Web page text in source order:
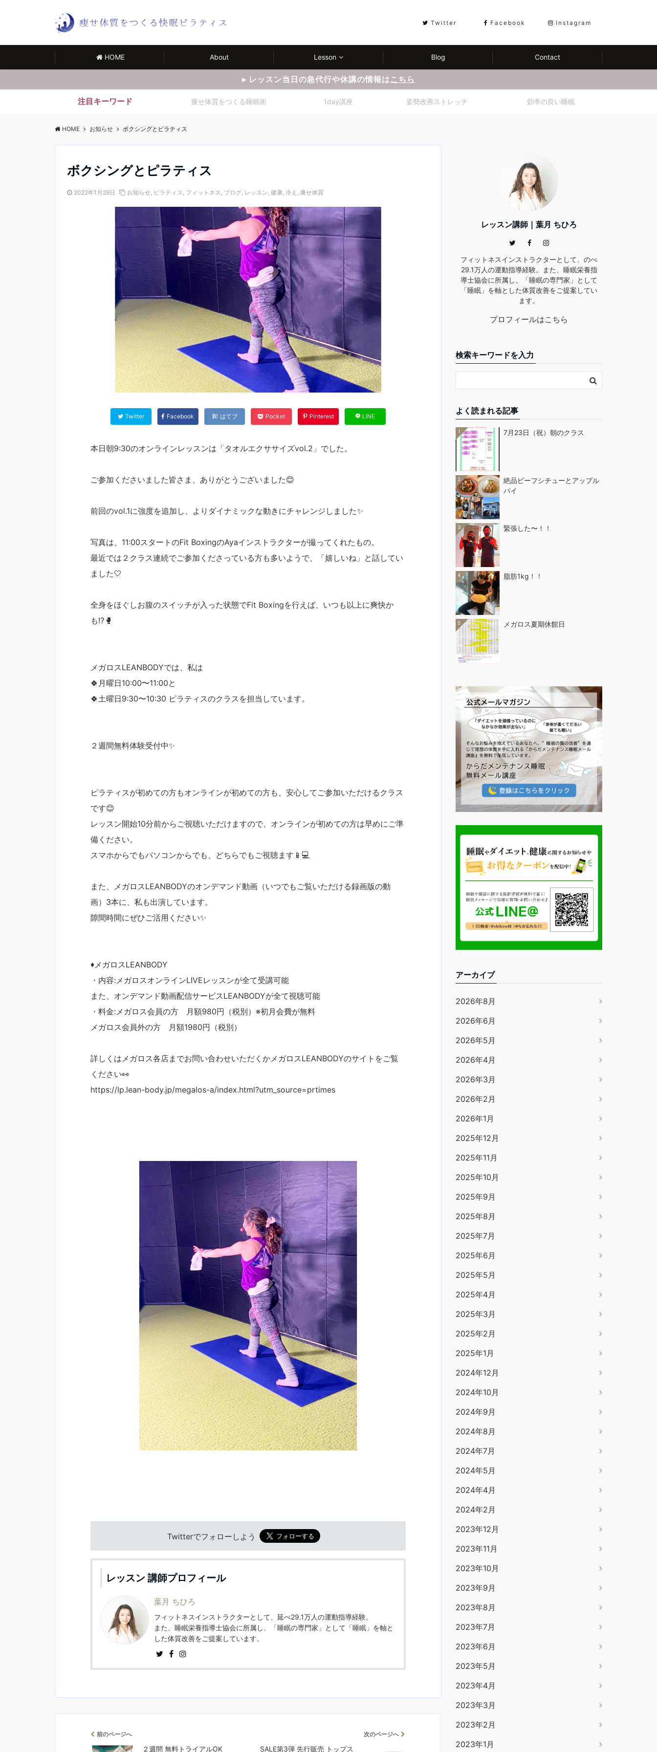
Twitter Facebook Instagram
HOME About Lesson Blog Contact
▸ レッスン当日の急代行や休講の情報はこちら
注目キーワード 痩せ体質をつくる睡眠術 1day講座 姿勢改善ストレッチ 効率の良い睡眠
HOME お知らせ ボクシングとピラティス
ボクシングとピラティス
2022年1月29日 お知らせ, ピラティス, フィットネス, ブログ, レッスン, 健康, 冷え , 痩せ体質
Twitter Facebook はてブ Pocket Pinterest LINE
本日朝9:30のオンラインレッスンは「タオルエクササイズvol.2」でした。
ご参加くださいました皆さま、ありがとうございました😊
前回のvol.1に強度を追加し、よりダイナミックな動きにチャレンジしました✨
写真は、11:00スタートのFit BoxingのAyaインストラクターが撮ってくれたもの。
最近では２クラス連続でご参加くださっている方も多いようで、「嬉しいね」と話してい
ました🤍
全身をほぐしお腹のスイッチが入った状態でFit Boxingを行えば、いつも以上に爽快か
も⁉️🥊
メガロスLEANBODYでは、私は
🍀月曜日10:00〜11:00と
🍀土曜日9:30〜10:30 ピラティスのクラスを担当しています。
２週間無料体験受付中✨
ピラティスが初めての方もオンラインが初めての方も、安心してご参加いただけるクラス
です😊
レッスン開始10分前からご視聴いただけますので、オンラインが初めての方は早めにご準
備ください。
スマホからでもパソコンからでも、どちらでもご視聴ます📱💻
また、メガロスLEANBODYのオンデマンド動画（いつでもご覧いただける録画版の動
画）3本に、私も出演しています。
隙間時間にぜひご活用ください✨
♦︎メガロスLEANBODY
・内容:メガロスオンラインLIVEレッスンが全て受講可能
また、オンデマンド動画配信サービスLEANBODYが全て視聴可能
・料金:メガロス会員の方 月額980円（税別）※初月会費が無料
メガロス会員外の方 月額1980円（税別）
詳しくはメガロス各店までお問い合わせいただくかメガロスLEANBODYのサイトをご覧
ください👀
https://lp.lean-body.jp/megalos-a/index.html?utm_source=prtimes
Twitterでフォローしよう
レッスン 講師プロフィール
葉月 ちひろ
フィットネスインストラクターとして、延べ29.1万人の運動指導経験。
また、睡眠栄養指導士協会に所属し、「睡眠の専門家」として「睡眠」を軸と
した体質改善をご提案しています。
前のページへ
２週間 無料トライアルOK
次のページへ
SALE第3弾 先行販売 トップス
レッスン講師｜葉月 ちひろ
フィットネスインストラクターとして、のべ
29.1万人の運動指導経験。また、睡眠栄養指
導士協会に所属し、「睡眠の専門家」として
「睡眠」を軸とした体質改善をご提案してい
ます。
プロフィールはこちら
検索キーワードを入力
よく読まれる記事
1 7月23日（祝）朝のクラス
2
絶品ビーフシチューとアップル
パイ
3 緊張した〜！！
4 脂肪1kg！！
5 メガロス夏期休館日
アーカイブ
2026年8月
2026年6月
2026年5月
2026年4月
2026年3月
2026年2月
2026年1月
2025年12月
2025年11月
2025年10月
2025年9月
2025年8月
2025年7月
2025年6月
2025年5月
2025年4月
2025年3月
2025年2月
2025年1月
2024年12月
2024年10月
2024年9月
2024年8月
2024年7月
2024年5月
2024年4月
2024年2月
2023年12月
2023年11月
2023年10月
2023年9月
2023年8月
2023年7月
2023年6月
2023年5月
2023年4月
2023年3月
2023年2月
2023年1月